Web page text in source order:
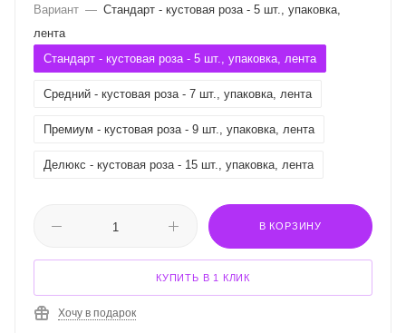
Вариант — Стандарт - кустовая роза - 5 шт., упаковка,
лента
Стандарт - кустовая роза - 5 шт., упаковка, лента
Средний - кустовая роза - 7 шт., упаковка, лента
Премиум - кустовая роза - 9 шт., упаковка, лента
Делюкс - кустовая роза - 15 шт., упаковка, лента
В КОРЗИНУ
КУПИТЬ В 1 КЛИК
Хочу в подарок